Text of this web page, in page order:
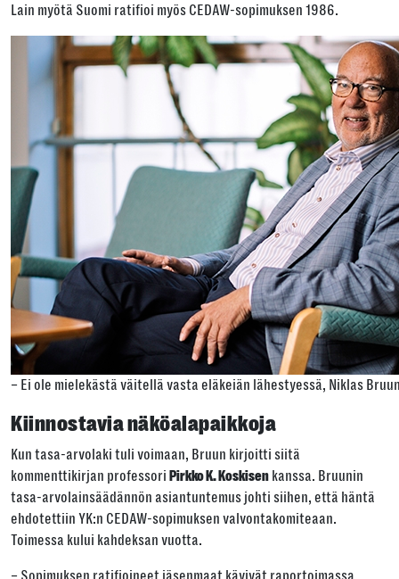
Lain myötä Suomi ratifioi myös CEDAW-sopimuksen 1986.
– Ei ole mielekästä väitellä vasta eläkeiän lähestyessä, Niklas
Kiinnostavia näköalapaikkoja
Kun tasa-arvolaki tuli voimaan, Bruun kirjoitti siitä
kommenttikirjan professori Pirkko K. Koskisen kanssa. Bruunin
tasa-arvolainsäädännön asiantuntemus johti siihen, että häntä
ehdotettiin YK:n CEDAW-sopimuksen valvontakomiteaan.
Toimessa kului kahdeksan vuotta.